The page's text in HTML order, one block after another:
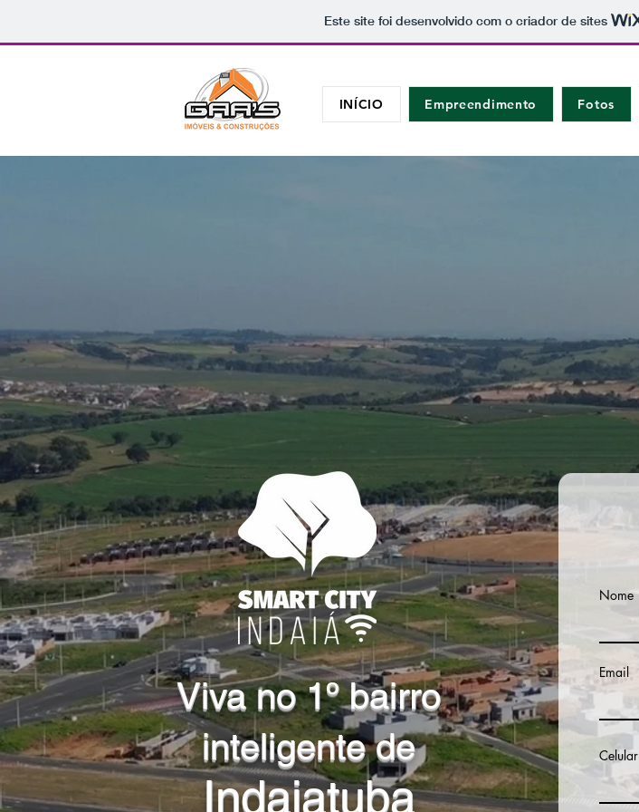
Este site foi desenvolvido com o criador de sites
INÍCIO Empreendimento Fotos
Viva no 1º bairro
inteligente de
Indaiatuba
Nome
Email
Celular